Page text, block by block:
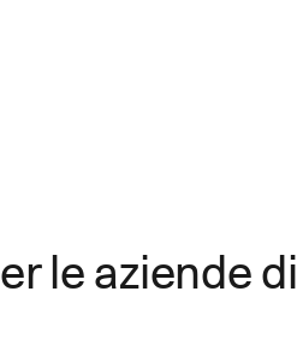
le aziende di